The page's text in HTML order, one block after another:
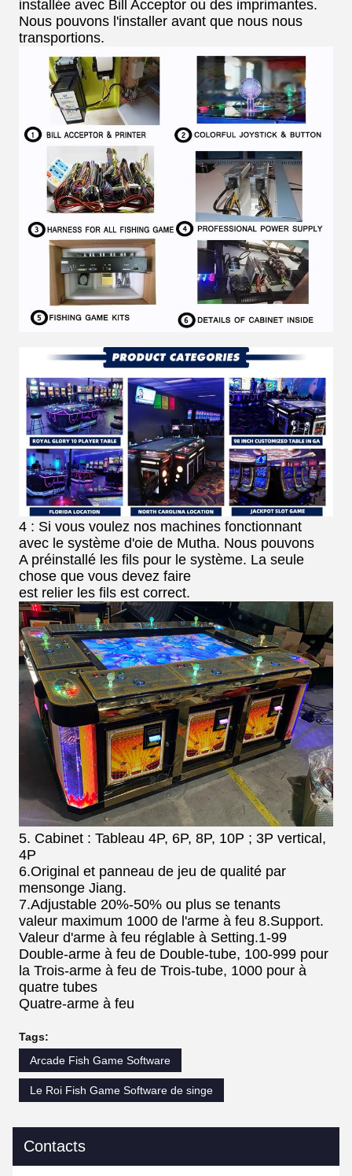
installée avec Bill Acceptor ou des imprimantes.
Nous pouvons l'installer avant que nous nous
transportions.
4 : Si vous voulez nos machines fonctionnant
avec le système d'oie de Mutha. Nous pouvons
A préinstallé les fils pour le système. La seule
chose que vous devez faire
est relier les fils est correct.
5. Cabinet : Tableau 4P, 6P, 8P, 10P ; 3P vertical,
4P
6.Original et panneau de jeu de qualité par
mensonge Jiang.
7.Adjustable 20%-50% ou plus se tenants
valeur maximum 1000 de l'arme à feu 8.Support.
Valeur d'arme à feu réglable à Setting.1-99
Double-arme à feu de Double-tube, 100-999 pour
la Trois-arme à feu de Trois-tube, 1000 pour à
quatre tubes
Quatre-arme à feu
Tags:
Arcade Fish Game Software
Le Roi Fish Game Software de singe
Contacts